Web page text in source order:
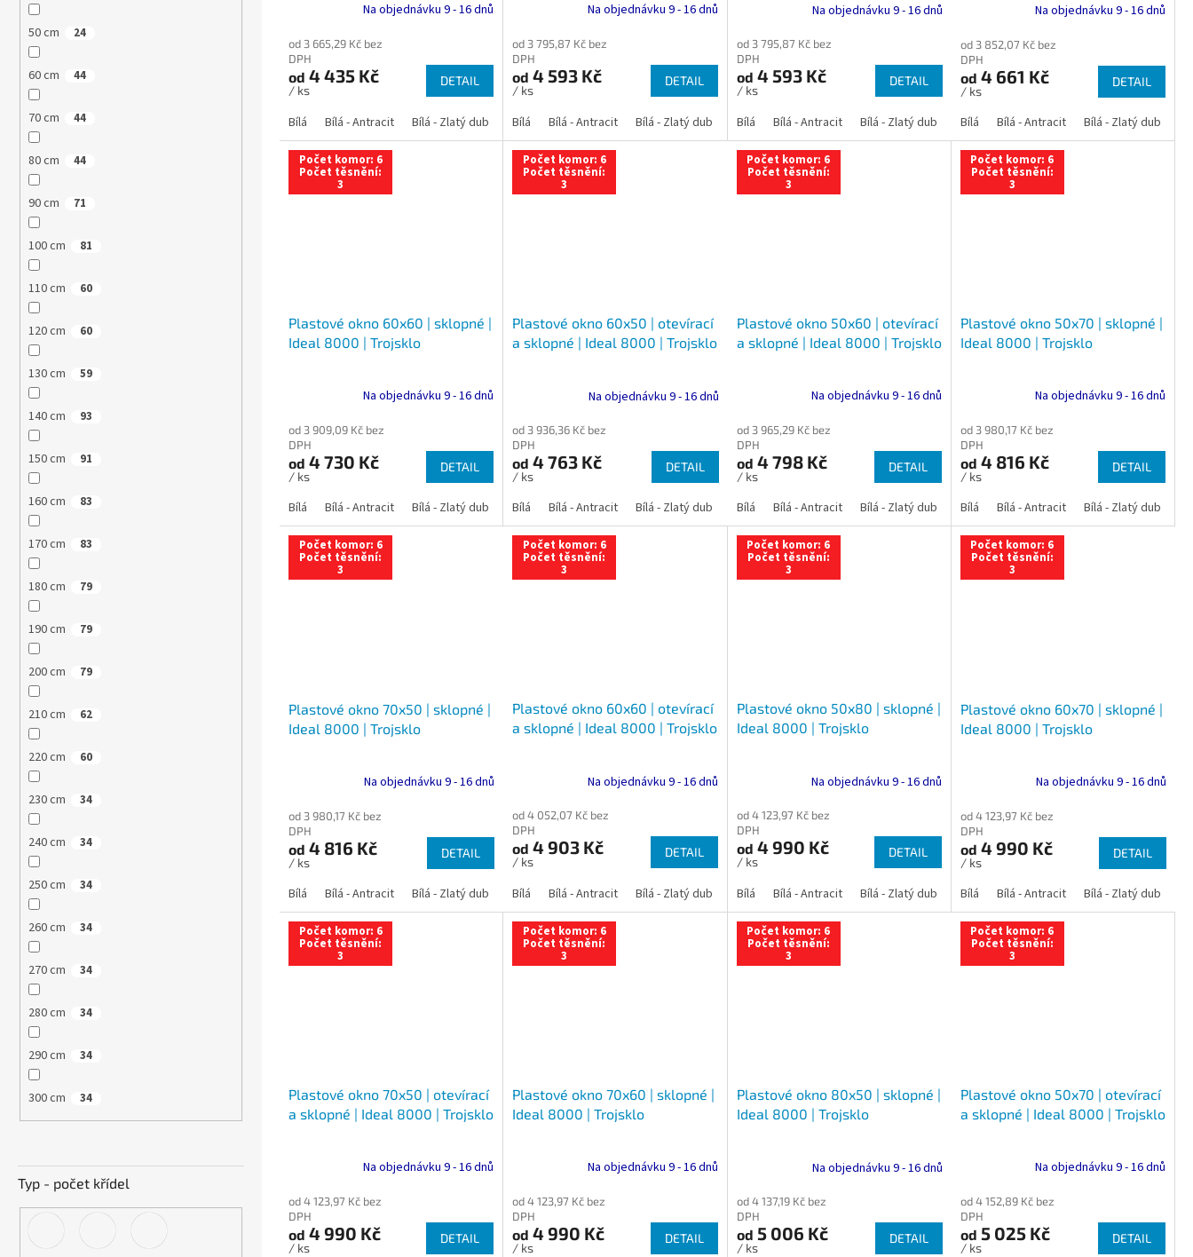
50 cm 24
60 cm 44
70 cm 44
80 cm 44
90 cm 71
100 cm 81
110 cm 60
120 cm 60
130 cm 59
140 cm 93
150 cm 91
160 cm 83
170 cm 83
180 cm 79
190 cm 79
200 cm 79
210 cm 62
220 cm 60
230 cm 34
240 cm 34
250 cm 34
260 cm 34
270 cm 34
280 cm 34
290 cm 34
300 cm 34
Typ - počet křídel
Na objednávku 9 - 16 dnů
od 3 665,29 Kč bez
DPH
od 4 435 Kč
/ ks
DETAIL
Bílá Bílá - Antracit Bílá - Zlatý dub Bílá - Tmavý dub Bílá - Ořech Bílá - Mahagon Antracit Zlatý dub Tmavý dub Ořech Mahagon
Na objednávku 9 - 16 dnů
od 3 795,87 Kč bez
DPH
od 4 593 Kč
/ ks
DETAIL
Bílá Bílá - Antracit Bílá - Zlatý dub Bílá - Tmavý dub Bílá - Ořech Bílá - Mahagon Antracit Zlatý dub Tmavý dub
Na objednávku 9 - 16 dnů
od 3 795,87 Kč bez
DPH
od 4 593 Kč
/ ks
DETAIL
Bílá Bílá - Antracit Bílá - Zlatý dub Bílá - Tmavý dub Bílá - Ořech Bílá -
Na objednávku 9 - 16 dnů
od 3 852,07 Kč bez
DPH
od 4 661 Kč
/ ks
DETAIL
Bílá Bílá - Antracit Bílá - Zlatý dub
Počet komor: 6
Počet těsnění:
3
Plastové okno 60x60 | sklopné |
Ideal 8000 | Trojsklo
Na objednávku 9 - 16 dnů
od 3 909,09 Kč bez
DPH
od 4 730 Kč
/ ks
DETAIL
Bílá Bílá - Antracit Bílá - Zlatý dub Bílá - Tmavý dub Bílá - Ořech Bílá - Mahagon Antracit Zlatý dub Tmavý dub Ořech Mahagon
Počet komor: 6
Počet těsnění:
3
Plastové okno 60x50 | otevírací
a sklopné | Ideal 8000 | Trojsklo
Na objednávku 9 - 16 dnů
od 3 936,36 Kč bez
DPH
od 4 763 Kč
/ ks
DETAIL
Bílá Bílá - Antracit Bílá - Zlatý dub Bílá - Tmavý dub Bílá - Ořech Bílá - Mahagon Antracit Zlatý dub Tmavý dub
Počet komor: 6
Počet těsnění:
3
Plastové okno 50x60 | otevírací
a sklopné | Ideal 8000 | Trojsklo
Na objednávku 9 - 16 dnů
od 3 965,29 Kč bez
DPH
od 4 798 Kč
/ ks
DETAIL
Bílá Bílá - Antracit Bílá - Zlatý dub Bílá - Tmavý dub Bílá - Ořech Bílá -
Počet komor: 6
Počet těsnění:
3
Plastové okno 50x70 | sklopné |
Ideal 8000 | Trojsklo
Na objednávku 9 - 16 dnů
od 3 980,17 Kč bez
DPH
od 4 816 Kč
/ ks
DETAIL
Bílá Bílá - Antracit Bílá - Zlatý dub
Počet komor: 6
Počet těsnění:
3
Plastové okno 70x50 | sklopné |
Ideal 8000 | Trojsklo
Na objednávku 9 - 16 dnů
od 3 980,17 Kč bez
DPH
od 4 816 Kč
/ ks
DETAIL
Bílá Bílá - Antracit Bílá - Zlatý dub Bílá - Tmavý dub Bílá - Ořech Bílá - Mahagon Antracit Zlatý dub Tmavý dub Ořech Mahagon
Počet komor: 6
Počet těsnění:
3
Plastové okno 60x60 | otevírací
a sklopné | Ideal 8000 | Trojsklo
Na objednávku 9 - 16 dnů
od 4 052,07 Kč bez
DPH
od 4 903 Kč
/ ks
DETAIL
Bílá Bílá - Antracit Bílá - Zlatý dub Bílá - Tmavý dub Bílá - Ořech Bílá - Mahagon Antracit Zlatý dub Tmavý dub
Počet komor: 6
Počet těsnění:
3
Plastové okno 50x80 | sklopné |
Ideal 8000 | Trojsklo
Na objednávku 9 - 16 dnů
od 4 123,97 Kč bez
DPH
od 4 990 Kč
/ ks
DETAIL
Bílá Bílá - Antracit Bílá - Zlatý dub Bílá - Tmavý dub Bílá - Ořech Bílá -
Počet komor: 6
Počet těsnění:
3
Plastové okno 60x70 | sklopné |
Ideal 8000 | Trojsklo
Na objednávku 9 - 16 dnů
od 4 123,97 Kč bez
DPH
od 4 990 Kč
/ ks
DETAIL
Bílá Bílá - Antracit Bílá - Zlatý dub
Počet komor: 6
Počet těsnění:
3
Plastové okno 70x50 | otevírací
a sklopné | Ideal 8000 | Trojsklo
Na objednávku 9 - 16 dnů
od 4 123,97 Kč bez
DPH
od 4 990 Kč
/ ks
DETAIL
Počet komor: 6
Počet těsnění:
3
Plastové okno 70x60 | sklopné |
Ideal 8000 | Trojsklo
Na objednávku 9 - 16 dnů
od 4 123,97 Kč bez
DPH
od 4 990 Kč
/ ks
DETAIL
Počet komor: 6
Počet těsnění:
3
Plastové okno 80x50 | sklopné |
Ideal 8000 | Trojsklo
Na objednávku 9 - 16 dnů
od 4 137,19 Kč bez
DPH
od 5 006 Kč
/ ks
DETAIL
Počet komor: 6
Počet těsnění:
3
Plastové okno 50x70 | otevírací
a sklopné | Ideal 8000 | Trojsklo
Na objednávku 9 - 16 dnů
od 4 152,89 Kč bez
DPH
od 5 025 Kč
/ ks
DETAIL